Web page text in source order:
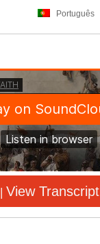
Português
| View Transcript